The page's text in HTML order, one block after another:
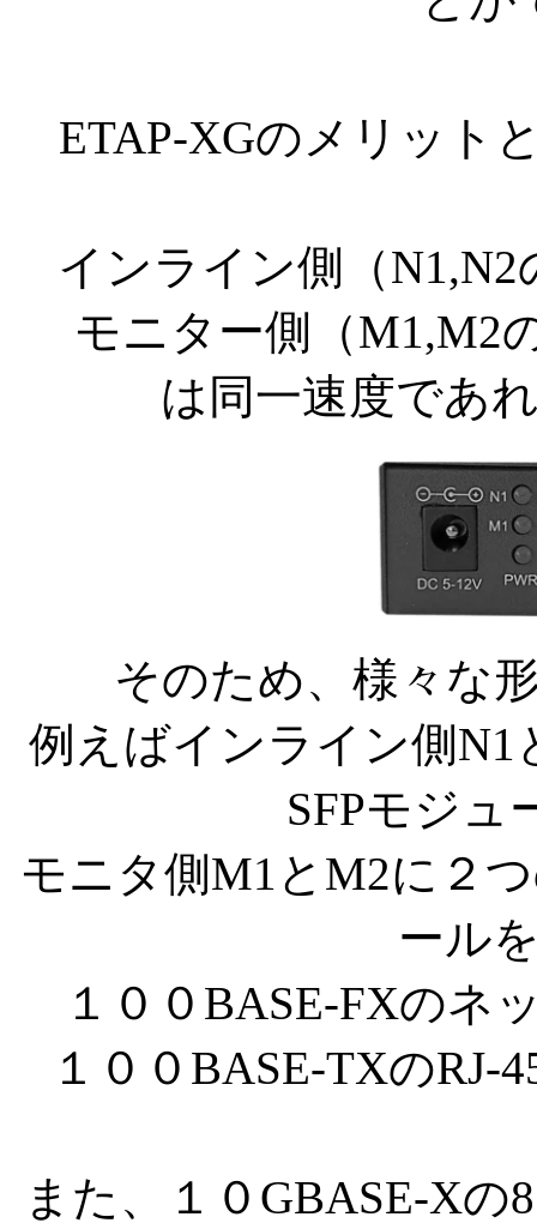
ETAP-XGのメリット
インライン側（N1,N2
モニター側（M1,M2
は同一速度であ
そのため、様々な
例えばインライン側N1
SFPモジュ
モニタ側M1とM2に２
ール
１００BASE-FXのネ
１００BASE-TXの
また、１０GBASE-Xの